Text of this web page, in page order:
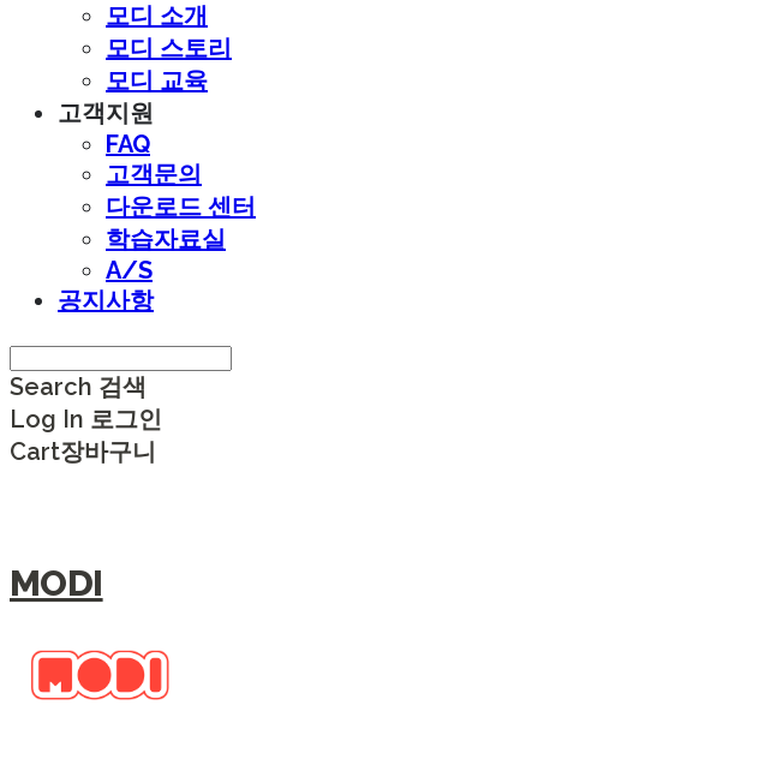
모디 소개
모디 스토리
모디 교육
고객지원
FAQ
고객문의
다운로드 센터
학습자료실
A/S
공지사항
Search 검색
Log In 로그인
Cart장바구니
MODI